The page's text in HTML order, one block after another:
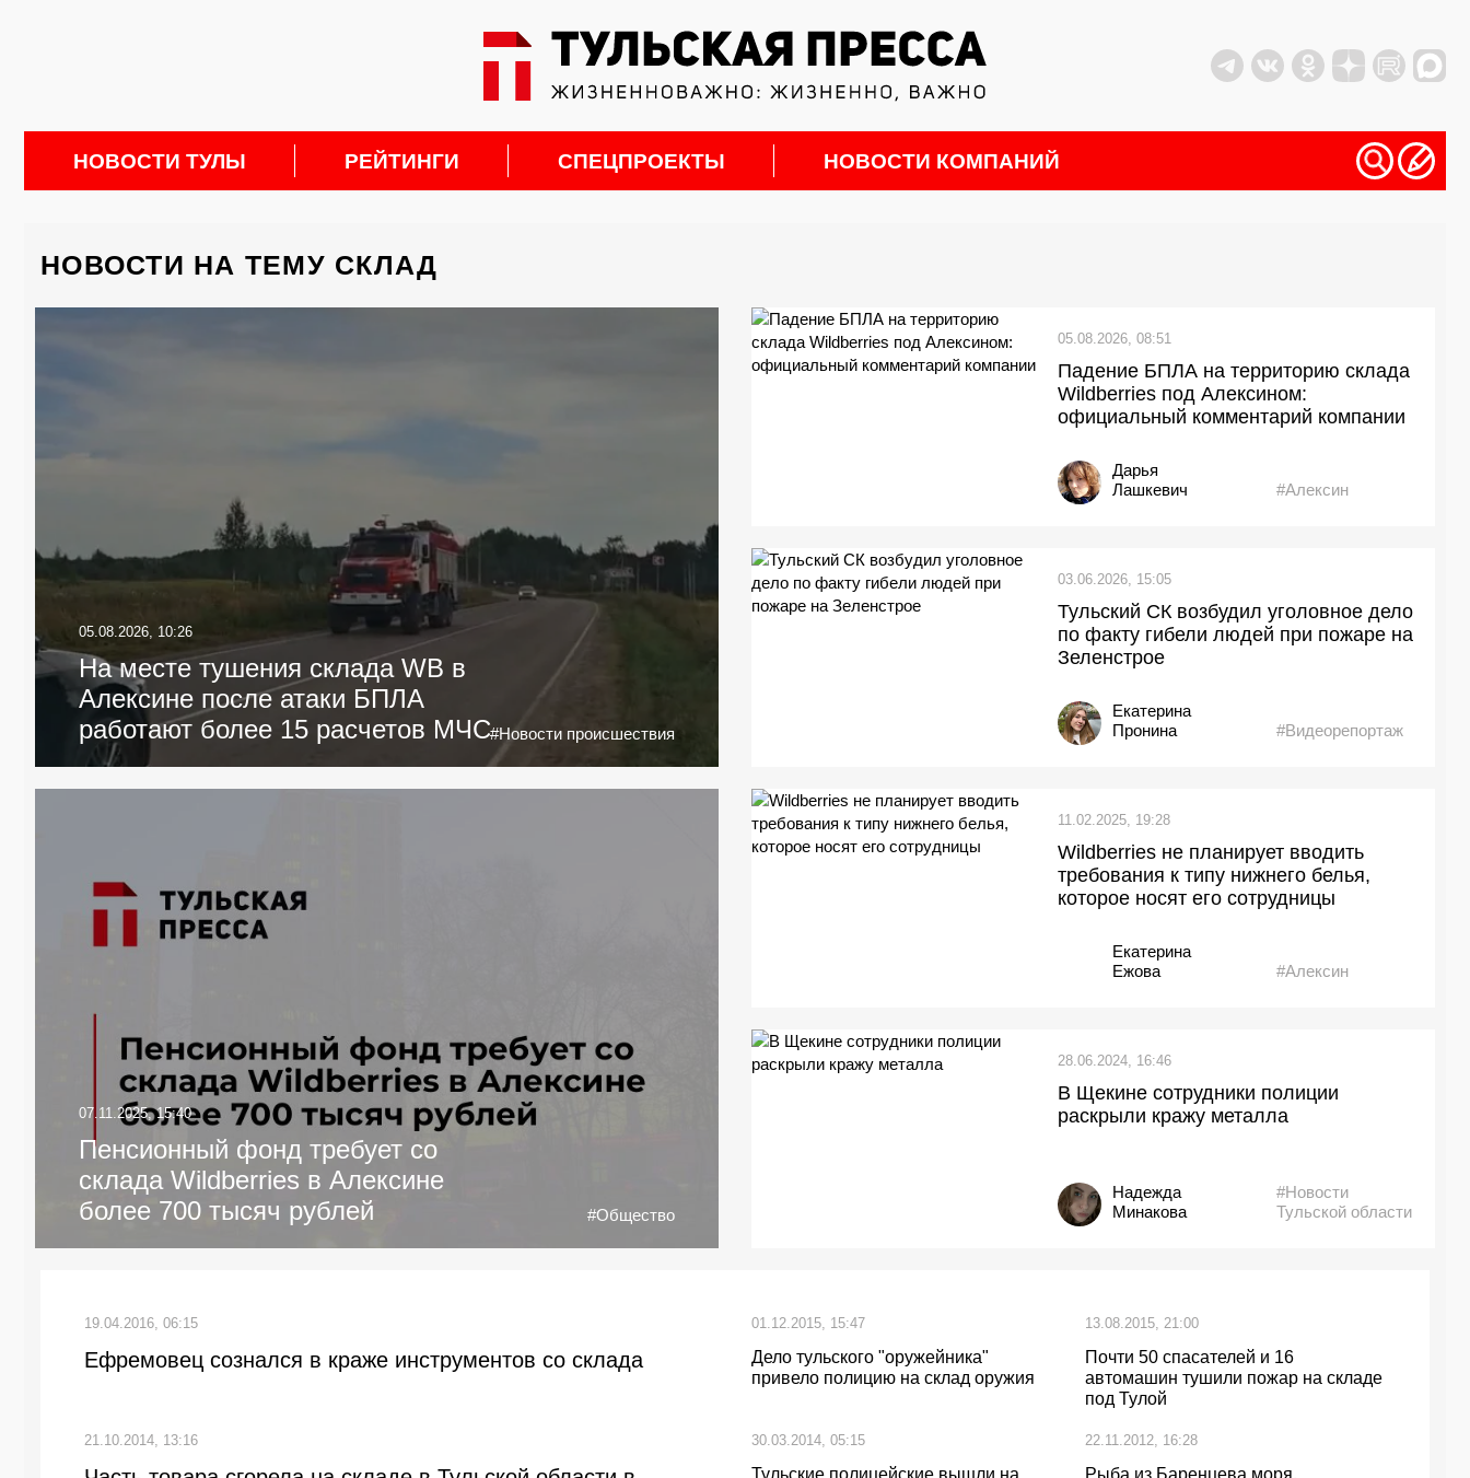
НОВОСТИ ТУЛЫ РЕЙТИНГИ СПЕЦПРОЕКТЫ НОВОСТИ КОМПАНИЙ
НОВОСТИ НА ТЕМУ СКЛАД
05.08.2026, 10:26
На месте тушения склада WB в
Алексине после атаки БПЛА
работают более 15 расчетов МЧС#Новости происшествия
05.08.2026, 08:51
Падение БПЛА на территорию склада
Wildberries под Алексином:
официальный комментарий компании
Дарья
Лашкевич
#Алексин
03.06.2026, 15:05
Тульский СК возбудил уголовное дело
по факту гибели людей при пожаре на
Зеленстрое
Екатерина
Пронина
#Видеорепортаж
07.11.2025, 15:40
Пенсионный фонд требует со
склада Wildberries в Алексине
более 700 тысяч рублей
#Общество
11.02.2025, 19:28
Wildberries не планирует вводить
требования к типу нижнего белья,
которое носят его сотрудницы
Екатерина
Ежова
#Алексин
28.06.2024, 16:46
В Щекине сотрудники полиции
раскрыли кражу металла
Надежда
Минакова
#Новости
Тульской области
19.04.2016, 06:15
Ефремовец сознался в краже инструментов со склада
01.12.2015, 15:47
Дело тульского "оружейника"
привело полицию на склад оружия
13.08.2015, 21:00
Почти 50 спасателей и 16
автомашин тушили пожар на складе
под Тулой
21.10.2014, 13:16 30.03.2014, 05:15
Тульские полицейские вышли на
22.11.2012, 16:28
Рыба из Баренцева моря,